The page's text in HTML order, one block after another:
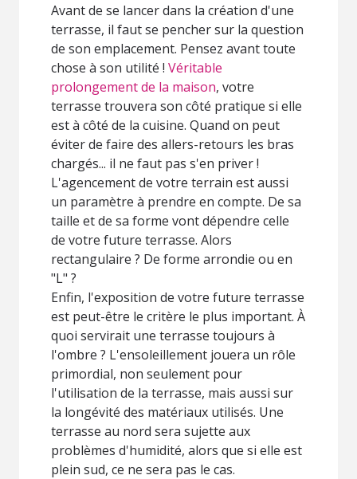
Avant de se lancer dans la création d'une
terrasse, il faut se pencher sur la question
de son emplacement. Pensez avant toute
chose à son utilité ! Véritable
prolongement de la maison, votre
terrasse trouvera son côté pratique si elle
est à côté de la cuisine. Quand on peut
éviter de faire des allers-retours les bras
chargés... il ne faut pas s'en priver !
L'agencement de votre terrain est aussi
un paramètre à prendre en compte. De sa
taille et de sa forme vont dépendre celle
de votre future terrasse. Alors
rectangulaire ? De forme arrondie ou en
"L" ?
Enfin, l'exposition de votre future terrasse
est peut-être le critère le plus important. À
quoi servirait une terrasse toujours à
l'ombre ? L'ensoleillement jouera un rôle
primordial, non seulement pour
l'utilisation de la terrasse, mais aussi sur
la longévité des matériaux utilisés. Une
terrasse au nord sera sujette aux
problèmes d'humidité, alors que si elle est
plein sud, ce ne sera pas le cas.